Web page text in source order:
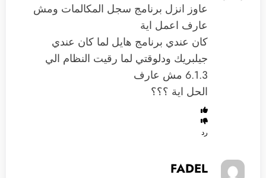
عاوز انزل برنامج سجل المكالمات ومش
عارف اعمل اية
كان عندي برنامج هايل لما كان عندي
جيلبريك ودلوقتي لما رقيت النظام الي
6.1.3 مش عارف
الحل اية ؟؟؟
رد
FADEL